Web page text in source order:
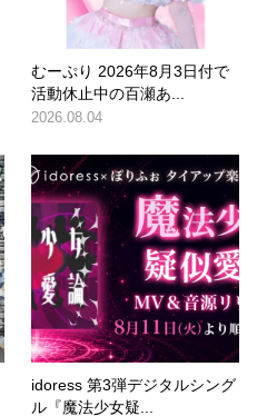
むーぷり 2026年8月3日付で
活動休止中の百瀬あ...
2026.08.04
idoress 第3弾デジタルシング
ル『魔法少女疑...